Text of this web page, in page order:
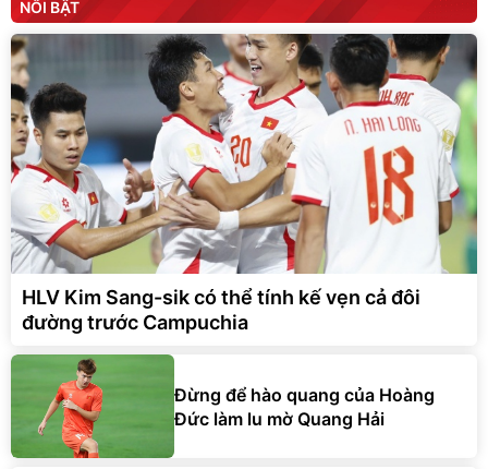
NỔI BẬT
HLV Kim Sang-sik có thể tính kế vẹn cả đôi
đường trước Campuchia
Đừng để hào quang của Hoàng
Đức làm lu mờ Quang Hải